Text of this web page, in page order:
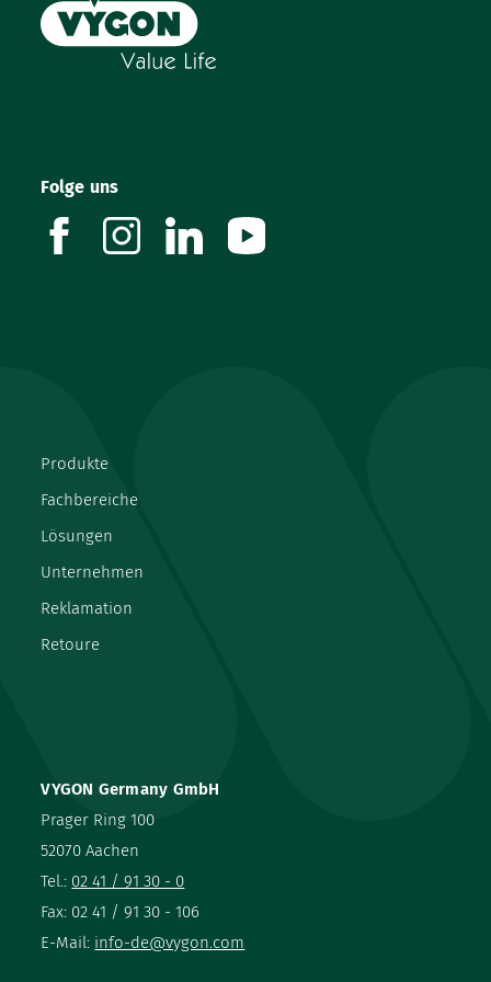
VYGON Germany GmbH
Prager Ring 100
52070 Aachen
Tel.: 02 41 / 91 30 - 0
Fax: 02 41 / 91 30 - 106
E-Mail: info-de@vygon.com
Produkte
Fachbereiche
Lösungen
Unternehmen
Reklamation
Retoure
Folge uns